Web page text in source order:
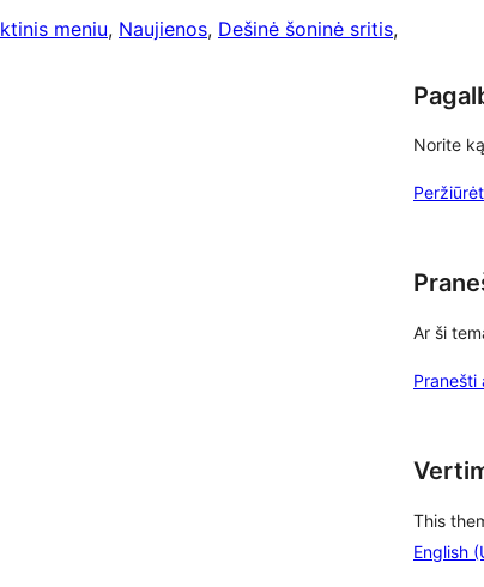
meniu, Naujienos, Dešinė šoninė sritis
Norite
Ar ši
Pranešti
This
English